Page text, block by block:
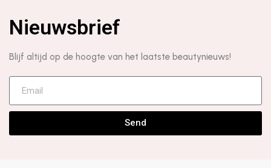
Nieuwsbrief
Blijf altijd op de hoogte van het laatste beautynieuws!
Send